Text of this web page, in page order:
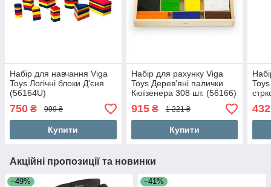
Набір для навчання Viga
Toys Логічні блоки Д'єня
(56164U)
750 ₴ 999 ₴
Купити
Набір для рахунку Viga
Toys Дерев'яні палички
Кюїзенера 308 шт. (56166)
915₴ 1 221 ₴
Купити
Toys
432
Акційні пропозиції та новинки
–49% –41%